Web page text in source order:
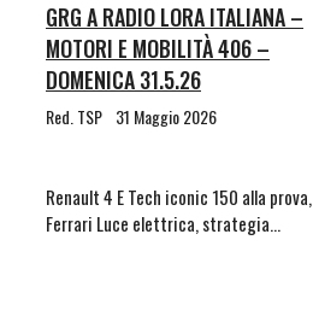
GRG A RADIO LORA ITALIANA –
MOTORI E MOBILITÀ 406 –
DOMENICA 31.5.26
Red. TSP 31 Maggio 2026
Renault 4 E Tech iconic 150 alla prova,
Ferrari Luce elettrica, strategia…